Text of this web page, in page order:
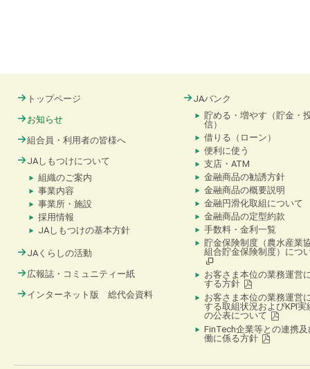
トップページ
お知らせ
組合員・利用者の皆様へ
JAしもつけについて
組織のご案内
事業内容
事業所・施設
採用情報
JAしもつけの基本方針
JAくらしの活動
広報誌・コミュニティー紙
インターネット版 総代会資料
JAバンク
貯める・増やす（貯金・
信）
借りる（ローン）
便利に使う
支店・ATM
金融商品の勧誘方針
金融商品の概要説明
金融円滑化取組について
金融商品の定型約款
手数料・金利一覧
貯金保険制度（農水産業
組合貯金保険制度）につ
お客さま本位の業務運営
する方針
お客さま本位の業務運営
する取組状況およびKPI実
の公表について
FinTech企業等との連携及
働に係る方針